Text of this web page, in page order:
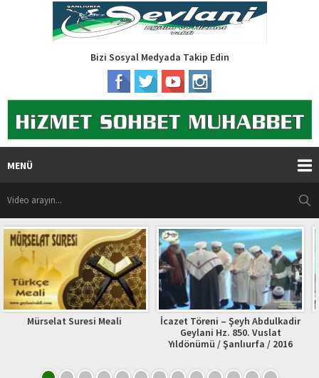
Bizi Sosyal Medyada Takip Edin
MENÜ
Meali
İcazet Töreni – Şeyh Abdulkadir
Geylani Hz. 850. Vuslat
Yıldönümü / Şanlıurfa / 2016
Kanaât